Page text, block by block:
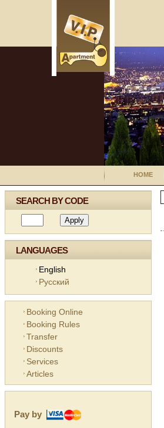
HOME
SEARCH BY CODE
LANGUAGES
English
Русский
Booking Online
Booking Rules
Transfer
Discounts
Services
Articles
Pay by